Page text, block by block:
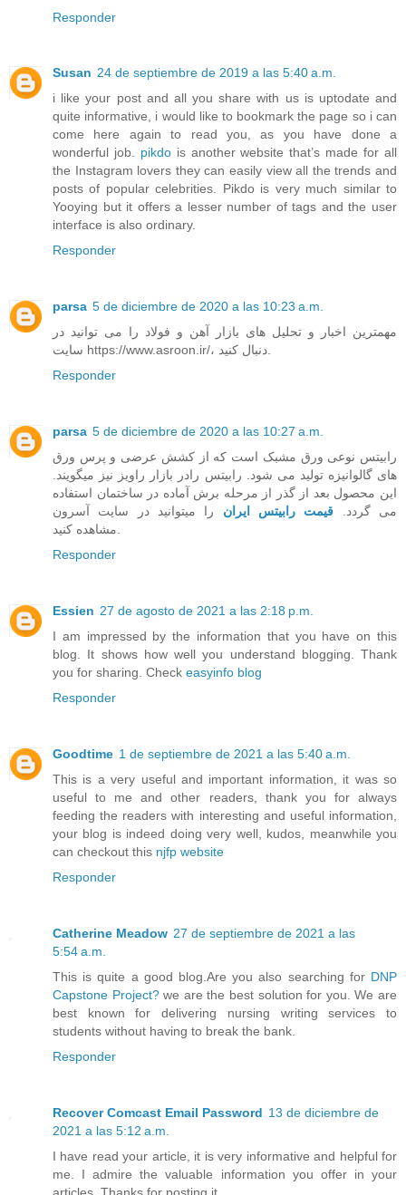
Responder
Susan 24 de septiembre de 2019 a las 5:40 a.m.
i like your post and all you share with us is uptodate and
quite informative, i would like to bookmark the page so i can
come here again to read you, as you have done a
wonderful job. pikdois another website that’s made for all
the Instagram lovers they can easily view all the trends and
posts of popular celebrities. Pikdo is very much similar to
Yooying but it offers a lesser number of tags and the user
interface is also ordinary.
Responder
parsa 5 de diciembre de 2020 a las 10:23 a.m.
مهمترین اخبار و تحلیل های بازار آهن و فولاد را می توانید در
سایت https://www.asroon.ir/، دنبال کنید.
Responder
parsa 5 de diciembre de 2020 a las 10:27 a.m.
رابیتس نوعی ورق مشبک است که از کشش عرضی و پرس ورق
های گالوانیزه تولید می شود. رابیتس رادر بازار راویز نیز میگویند.
این محصول بعد از گذر از مرحله برش آماده در ساختمان استفاده
می گردد. قیمت رابیتس ایران را میتوانید در سایت آسرون
مشاهده کنید.
Responder
Essien 27 de agosto de 2021 a las 2:18 p.m.
I am impressed by the information that you have on this
blog. It shows how well you understand blogging. Thank
you for sharing. Check easyinfo blog
Responder
Goodtime 1 de septiembre de 2021 a las 5:40 a.m.
This is a very useful and important information, it was so
useful to me and other readers, thank you for always
feeding the readers with interesting and useful information,
your blog is indeed doing very well, kudos, meanwhile you
can checkout this njfp website
Responder
Catherine Meadow 27 de septiembre de 2021 a las
5:54 a.m.
This is quite a good blog.Are you also searching for DNP
Capstone Project?we are the best solution for you. We are
best known for delivering nursing writing services to
students without having to break the bank.
Responder
Recover Comcast Email Password 13 de diciembre de
2021 a las 5:12 a.m.
I have read your article, it is very informative and helpful for
me. I admire the valuable information you offer in your